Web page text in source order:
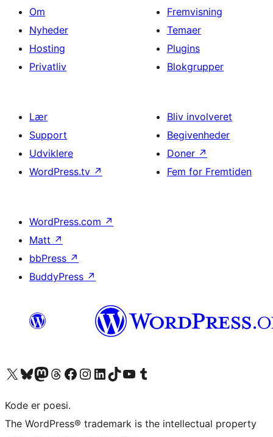
Om
Nyheder
Hosting
Privatliv
Fremvisning
Temaer
Plugins
Blokgrupper
Lær
Support
Udviklere
WordPress.tv ↗
Bliv involveret
Begivenheder
Doner ↗
Fem for Fremtiden
WordPress.com ↗
Matt ↗
bbPress ↗
BuddyPress ↗
Besøg vores X (tidligere Twitter) konto
Besøg vores Bluesky-konto
Besøg vores Mastodon konto
Besøg vores Threads-konto
Besøg vores Facebook sideBesøg vores Instagram konto
Besøg vores LinkedIn konto
Besøg vores TikTok-konto
Besøg vores YouTube-kanalBesøg vores Tumblr-konto
Kode er poesi.
The WordPress® trademark is the intellectual property